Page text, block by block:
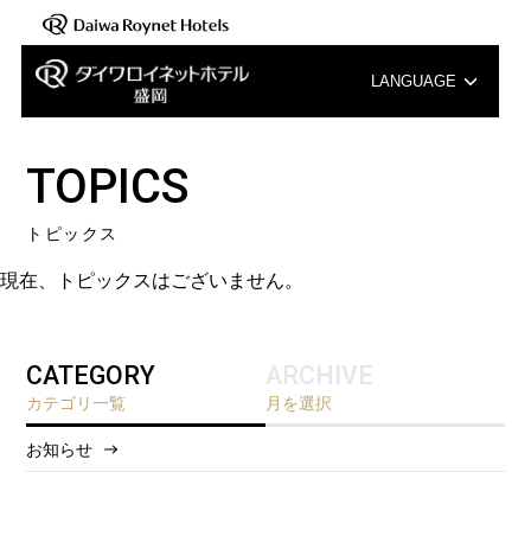
LANGUAGE
TOPICS
トピックス
現在、トピックスはございません。
CATEGORY
カテゴリ一覧
お知らせ
ARCHIVE
月を選択